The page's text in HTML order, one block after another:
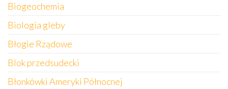
Biogeochemia
Biologia gleby
Błogie Rządowe
Blok przedsudecki
Błonkówki Ameryki Północnej